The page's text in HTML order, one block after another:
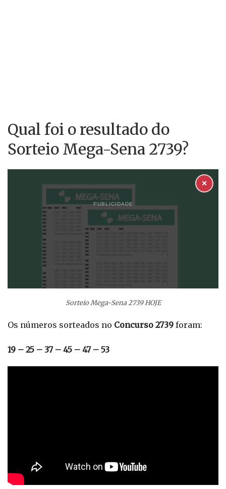
Qual foi o resultado do
Sorteio Mega-Sena 2739?
PUBLICIDADE
✕
Sorteio Mega-Sena 2739 HOJE
Os números sorteados no Concurso 2739 foram:
19 – 25 – 37 – 45 – 47 – 53